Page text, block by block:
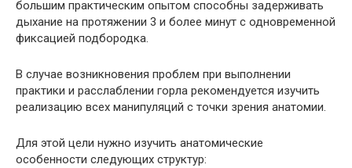
большим практическим опытом способны задерживать
дыхание на протяжении 3 и более минут с одновременной
фиксацией подбородка.
В случае возникновения проблем при выполнении
практики и расслаблении горла рекомендуется изучить
реализацию всех манипуляций с точки зрения анатомии.
Для этой цели нужно изучить анатомические
особенности следующих структур: